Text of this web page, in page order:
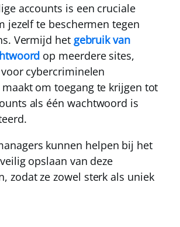
accounts is een cruciale
jezelf te beschermen tegen
Vermijd het gebruik van
op meerdere sites,
cybercriminelen
om toegang te krijgen tot
als één wachtwoord is
kunnen helpen bij het
opslaan van deze
zodat ze zowel sterk als uniek